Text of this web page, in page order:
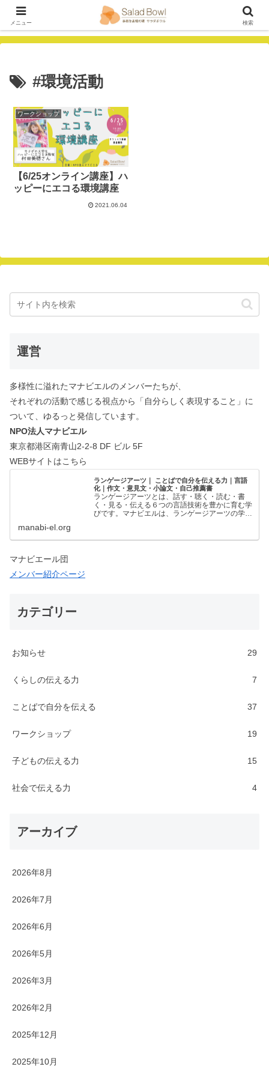
#環境活動
ワークショップ
【6/25オンライン講座】ハ
ッピーにエコる環境講座
2021.06.04
運営
多様性に溢れたマナビエルのメンバーたちが、
それぞれの活動で感じる視点から「自分らしく表現すること」に
ついて、ゆるっと発信しています。
NPO法人マナビエル
東京都港区南青山2-2-8 DF ビル 5F
WEBサイトはこちら
ランゲージアーツ｜ ことばで自分を伝える力｜言語
化｜作文・意見文・小論文・自己推薦書
ランゲージアーツとは、話す・聴く・読む・書
く・見る・伝える６つの言語技術を豊かに育む学
びです。マナビエルは、ランゲージアーツの学び
分を伝える力｜ランゲー…
manabi-el.org
マナビエール団
メンバー紹介ページ
カテゴリー
お知らせ 29
くらしの伝える力 7
ことばで自分を伝える 37
ワークショップ 19
子どもの伝える力 15
社会で伝える力 4
アーカイブ
2026年8月
2026年7月
2026年6月
2026年5月
2026年3月
2026年2月
2025年12月
2025年10月
メニュー 検索